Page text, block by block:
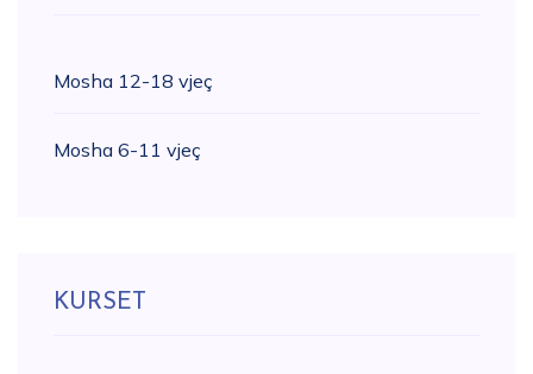
Mosha 12-18 vjeç
Mosha 6-11 vjeç
KURSET